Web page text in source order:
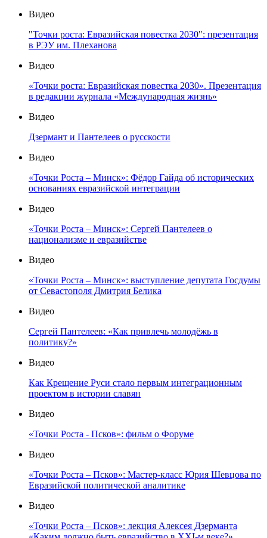
Видео
"Точки роста: Евразийская повестка 2030": презентация
в РЭУ им. Плеханова
Видео
«Точки роста: Евразийская повестка 2030». Презентация
в редакции журнала «Международная жизнь»
Видео
Дзермант и Пантелеев о русскости
Видео
«Точки Роста – Минск»: Фёдор Гайда об исторических
основаниях евразийской интеграции
Видео
«Точки Роста – Минск»: Сергей Пантелеев о
национализме и евразийстве
Видео
«Точки Роста – Минск»: выступление депутата Госдумы
от Севастополя Дмитрия Белика
Видео
Сергей Пантелеев: «Как привлечь молодёжь в
политику?»
Видео
Как Крещение Руси стало первым интеграционным
проектом в истории славян
Видео
«Точки Роста - Псков»: фильм о Форуме
Видео
«Точки Роста – Псков»: Мастер-класс Юрия Шевцова по
Евразийской политической аналитике
Видео
«Точки Роста – Псков»: лекция Алексея Дзерманта